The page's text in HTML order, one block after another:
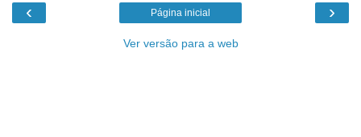
‹ ›
Página inicial
Ver versão para a web